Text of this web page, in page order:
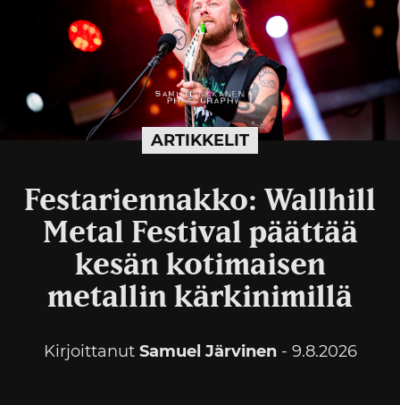
ARTIKKELIT
Festariennakko: Wallhill
Metal Festival päättää
kesän kotimaisen
metallin kärkinimillä
Kirjoittanut Samuel Järvinen- 9.8.2026